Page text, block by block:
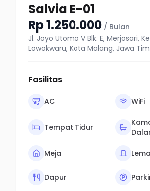
Salvia E-01
Rp 1.250.000 / Bulan
Jl. Joyo Utomo V Blk. E, Merjosari,
Lowokwaru, Kota Malang, Jawa
Fasilitas
AC WiFi
Tempat Tidur
Meja
Dapur